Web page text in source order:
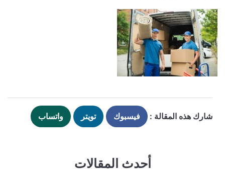
شارك هذه المقالة : فيسبوك تويتر واتساب
أحدث المقالات